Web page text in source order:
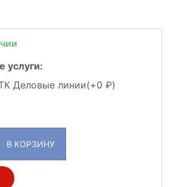
услуги:
Деловые линии(+0 )
В КОРЗИНУ